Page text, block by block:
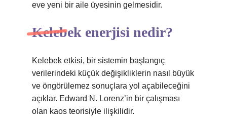
eve yeni bir aile üyesinin gelmesidir.
Kelebek enerjisi nedir?
Kelebek etkisi, bir sistemin başlangıç ​​
verilerindeki küçük değişikliklerin nasıl büyük
ve öngörülemez sonuçlara yol açabileceğini
açıklar. Edward N. Lorenz’in bir çalışması
olan kaos teorisiyle ilişkilidir.